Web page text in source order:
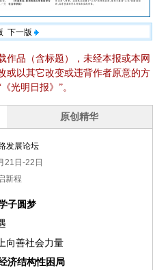
下一版
作品（含标题），未经本报或本网
或以其它改变或违背作者原意的方
光明日报》”。